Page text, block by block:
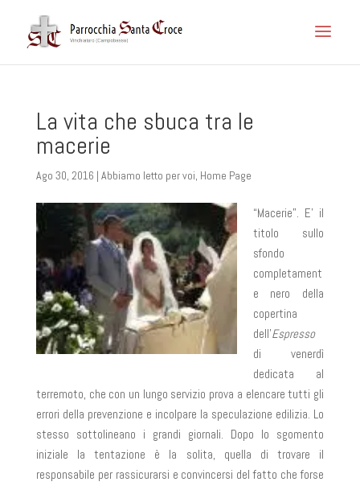
La vita che sbuca tra le
macerie
Ago 30, 2016 | Abbiamo letto per voi, Home Page
“Macerie”. E’ il
titolo sullo
sfondo
completament
e nero della
copertina
dell’Espresso
di venerdì
dedicata al
terremoto, che con un lungo servizio prova a elencare tutti gli
errori della prevenzione e incolpare la speculazione edilizia. Lo
stesso sottolineano i grandi giornali. Dopo lo sgomento
iniziale la tentazione è la solita, quella di trovare il
responsabile per rassicurarsi e convincersi del fatto che forse